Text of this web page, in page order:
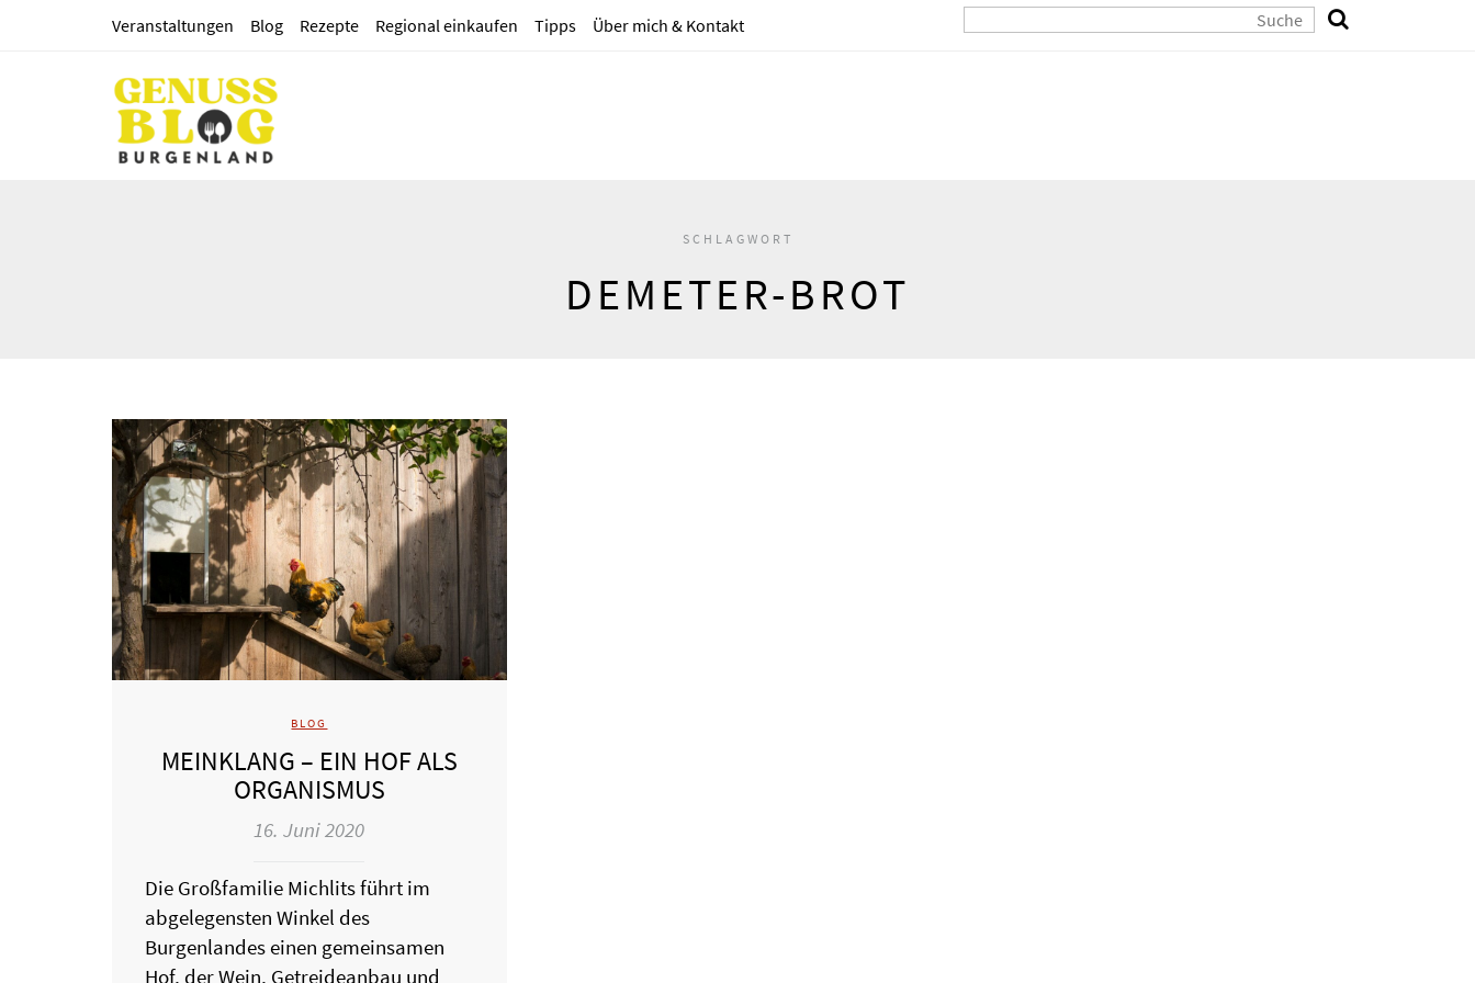
Veranstaltungen Blog Rezepte Regional einkaufen Tipps Über mich & Kontakt
SCHLAGWORT
DEMETER-BROT
BLOG
MEINKLANG – EIN HOF ALS
ORGANISMUS
16. Juni 2020
Die Großfamilie Michlits führt im
abgelegensten Winkel des
Burgenlandes einen gemeinsamen
Hof, der Wein, Getreideanbau und